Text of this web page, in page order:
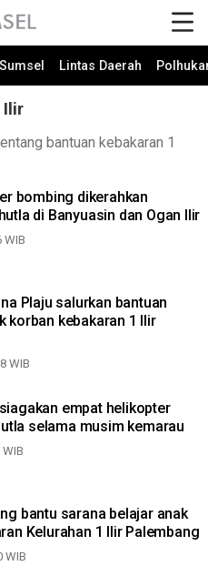
Lintas Daerah
Ilir
bantuan kebakaran 1
bombing dikerahkan
di Banyuasin dan Ogan Ilir
WIB
Plaju salurkan bantuan
korban kebakaran 1 Ilir
WIB
empat helikopter
selama musim kemarau
bantu sarana belajar anak
Kelurahan 1 Ilir Palembang
WIB